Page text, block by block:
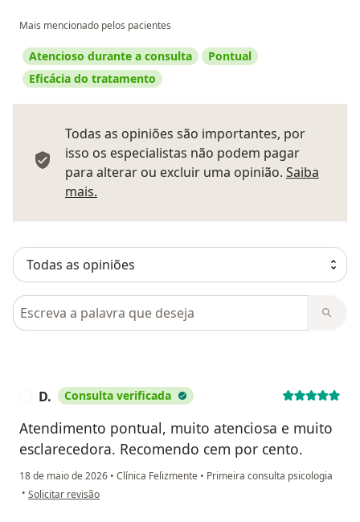
Mais mencionado pelos pacientes
Atencioso durante a consulta
Pontual
Eficácia do tratamento
Todas as opiniões são importantes, por
isso os especialistas não podem pagar
para alterar ou excluir uma opinião. Saiba
mais.
Pesquisar em opiniões
D. Consulta verificada
Atendimento pontual, muito atenciosa e muito
esclarecedora. Recomendo cem por cento.
18 de maio de 2026 • Clínica Felizmente • Primeira consulta psicologia
• na opinião do utilizador D.
Solicitar revisão